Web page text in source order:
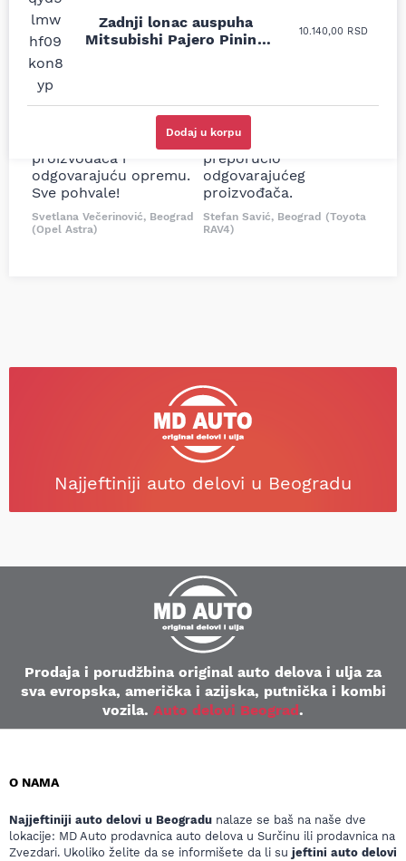
Zadnji lonac auspuha
Mitsubishi Pajero Pinin I
10.140,00 RSD
Dodaj u korpu
Uporedila sam sve
moguće online
prodavnice auto delova
i definitivno najbolje
cene su ovde. Kupila
sam više puta auto
delove iz MD Auto. Uvek
dobra preporuka za
proizvođača i
odgovarajuću opremu.
Sve pohvale!
Svetlana Večerinović, Beograd
(Opel Astra)
Odlična usluga i
ljubazni prodavci.
potreban za moju
Tojotu, ali me je Miloš
podsetio, istražio i
preporučio
odgovarajućeg
proizvođača.
Stefan Savić, Beograd (Toyota
RAV4)
Najjeftiniji auto delovi u Beogradu
Prodaja i porudžbina original auto delova i ulja za
sva evropska, američka i azijska, putnička i kombi
vozila. Auto delovi Beograd.
O NAMA
Najjeftiniji auto delovi u Beogradu nalaze se baš na naše dve
lokacije: MD Auto prodavnica auto delova u Surčinu ili prodavnica na
Zvezdari. Ukoliko želite da se informišete da li su jeftini auto delovi